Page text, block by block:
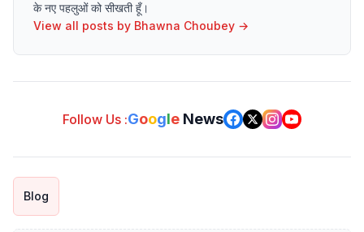
के नए पहलुओं को सीखती हूँ।
View all posts by Bhawna Choubey →
Follow Us :Google News
Blog